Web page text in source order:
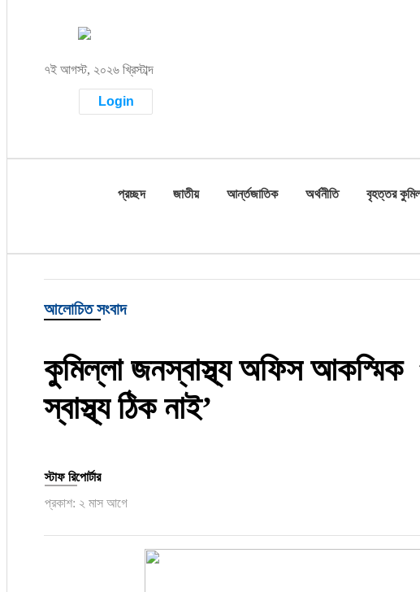
৭ই আগস্ট, ২০২৬ খ্রিস্টাব্দ
Login
অর্থনীতি
রাজনীতি
নির্বাচন
ই-পেপার
প্রচ্ছদ জাতীয় আর্ন্তজাতিক অর্থনীতি বৃহত্তর
আলোচিত সংবাদ
কুমিল্লা জনস্বাস্থ্য অফিস আকস্মিক
স্বাস্থ্য ঠিক নাই’
স্টাফ রিপোর্টার
প্রকাশ: ২ মাস আগে